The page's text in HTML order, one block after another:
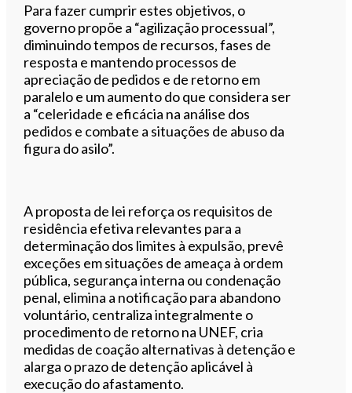
Para fazer cumprir estes objetivos, o
governo propõe a “agilização processual”,
diminuindo tempos de recursos, fases de
resposta e mantendo processos de
apreciação de pedidos e de retorno em
paralelo e um aumento do que considera ser
a “celeridade e eficácia na análise dos
pedidos e combate a situações de abuso da
figura do asilo”.
A proposta de lei reforça os requisitos de
residência efetiva relevantes para a
determinação dos limites à expulsão, prevê
exceções em situações de ameaça à ordem
pública, segurança interna ou condenação
penal, elimina a notificação para abandono
voluntário, centraliza integralmente o
procedimento de retorno na UNEF, cria
medidas de coação alternativas à detenção e
alarga o prazo de detenção aplicável à
execução do afastamento.